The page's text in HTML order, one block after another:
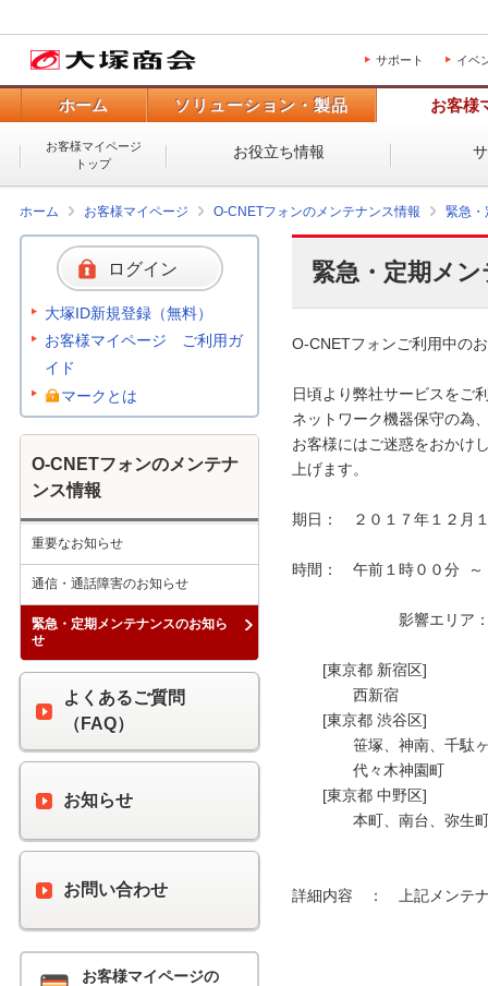
サポート イベ
ホーム ソリューション・製品 お客様
お客様マイページ
トップ
お役立ち情報
ホーム お客様マイページ O-CNETフォンのメンテナンス情報 緊急・
緊急・定期メ
O-CNETフォンご利用中の
日頃より弊社サービスをご
ネットワーク機器保守の為
お客様にはご迷惑をおかけ
上げます。
期日：　２０１７年１２月
時間：　午前１時００分
影響エリア：　下記
[東京都 新宿区]
西新宿
[東京都 渋谷区]
笹塚、神南、千駄ヶ谷
代々木神園町
[東京都 中野区]
本町、南台、弥生
詳細内容　：　上記メンテ
ログイン
大塚ID新規登録（無料）
お客様マイページ ご利用ガ
イド
マークとは
O-CNETフォンのメンテナ
ンス情報
重要なお知らせ
通信・通話障害のお知らせ
緊急・定期メンテナンスのお知ら
せ
よくあるご質問
（FAQ）
お知らせ
お問い合わせ
お客様マイページの